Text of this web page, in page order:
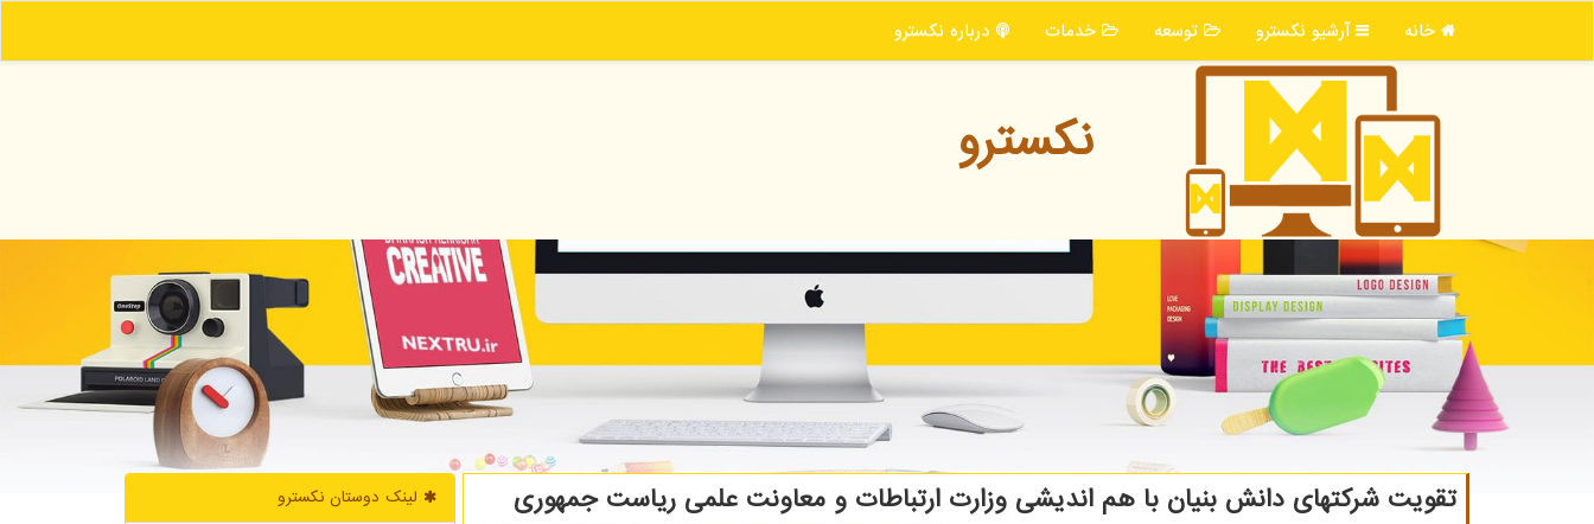
خانه آرشیو نكسترو توسعه خدمات درباره نكسترو
نكسترو
تقویت شرکتهای دانش بنیان با هم اندیشی وزارت ارتباطات و معاونت علمی ریاست جمهوری لینک دوستان نكسترو